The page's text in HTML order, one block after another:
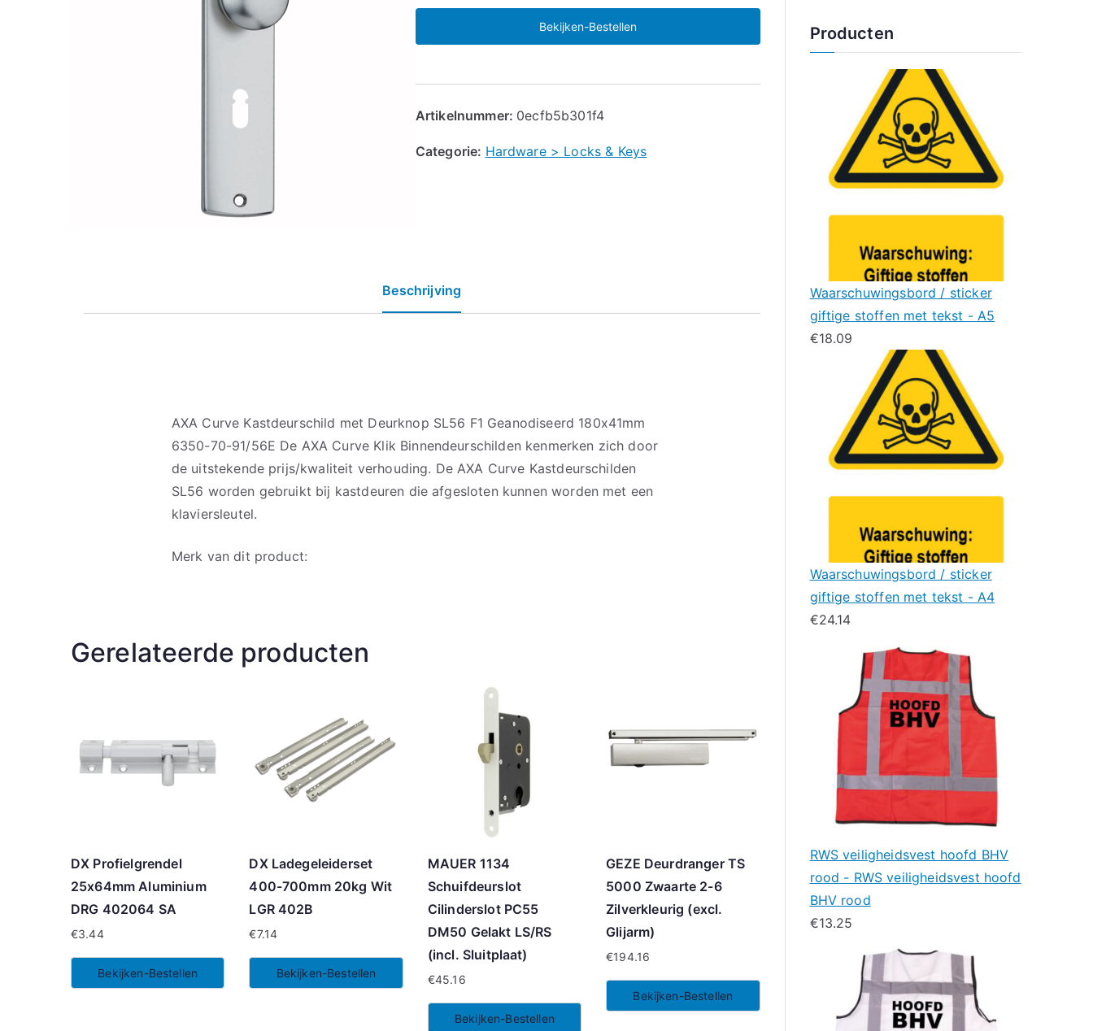
Bekijken-Bestellen
Artikelnummer: 0ecfb5b301f4
Categorie: Hardware > Locks & Keys
Beschrijving
AXA Curve Kastdeurschild met Deurknop SL56 F1 Geanodiseerd 180x41mm
6350-70-91/56E De AXA Curve Klik Binnendeurschilden kenmerken zich door
de uitstekende prijs/kwaliteit verhouding. De AXA Curve Kastdeurschilden
SL56 worden gebruikt bij kastdeuren die afgesloten kunnen worden met een
klaviersleutel.
Merk van dit product:
Gerelateerde producten
DX Profielgrendel
25x64mm Aluminium
DRG 402064 SA
€3.44
Bekijken-Bestellen
DX Ladegeleiderset
400-700mm 20kg Wit
LGR 402B
€7.14
Bekijken-Bestellen
MAUER 1134
Schuifdeurslot
Cilinderslot PC55
DM50 Gelakt LS/RS
(incl. Sluitplaat)
€45.16
Bekijken-Bestellen
GEZE Deurdranger TS
5000 Zwaarte 2-6
Zilverkleurig (excl.
Glijarm)
€194.16
Bekijken-Bestellen
Producten
Waarschuwingsbord / sticker
giftige stoffen met tekst - A5
€18.09
Waarschuwingsbord / sticker
giftige stoffen met tekst - A4
€24.14
RWS veiligheidsvest hoofd BHV
rood - RWS veiligheidsvest hoofd
BHV rood
€13.25